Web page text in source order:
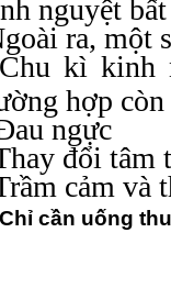
nguyệt
ra, một
kì kinh
hợp
ngực
đổi tâm
cảm và
cần uống